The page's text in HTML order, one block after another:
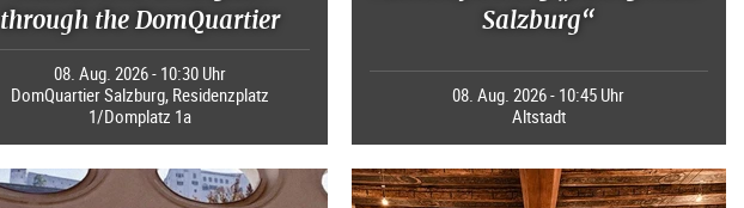
through the DomQuartier
08. Aug. 2026 - 10:30 Uhr
DomQuartier Salzburg, Residenzplatz
1/Domplatz 1a
Salzburg“
08. Aug. 2026 - 10:45 Uhr
Altstadt